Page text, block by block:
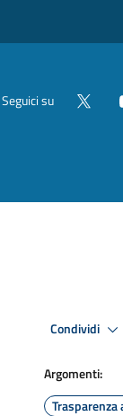
Seguici su
Condividi
Argomenti: